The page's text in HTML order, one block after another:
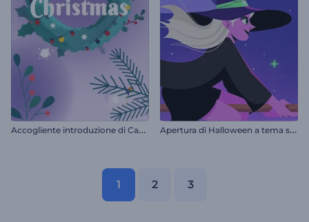
A
ccogliente introduzione di Capodanno A
pertura di Halloween a tema streghe
1 2 3